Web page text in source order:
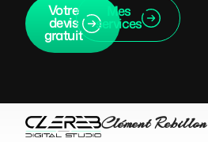
Votre
devis
gratuit
Mes
services
Clément Rebillon